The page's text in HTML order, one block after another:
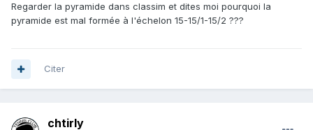
Regarder la pyramide dans classim et dites moi pourquoi la
pyramide est mal formée à l'échelon 15-15/1-15/2 ???
Citer
chtirly